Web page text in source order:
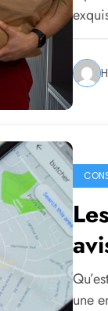
une